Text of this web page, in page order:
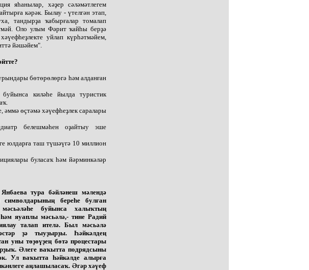
яһанылар, хәҙер сәләмәтлегем
кәрәк. Былау - үтелгән этап,
тандырҙа ҡабырғалар томалап
Оло улым Фәрит ҡайһы берҙә
уйлап күрһәтмәйем,
йәшәйем".
бөтөрөлөргә һәм алданған
киләһе йылда туристик
әммә өҫтәмә хәүефһеҙлек саралары
белешмәһен оҙайтыу эше
юлдарға таш түшәүгә 10 миллион
буласаҡ һәм йәрминкәләр
тура бәйләнеш мәлендә
береһе булған
буйынса халыҡтың
яуаплы мәсьәлә,- тине Радий
талап ителә. Был мәсьәлә
ҙә тыуҙырҙы. Һәйкәлдең
уны төҙөүҙең бөтә процестары
Әлеге ваҡытта подрядсыны
Ул ваҡытта һәйкәлде алырға
аңлашыласаҡ. Әгәр хәүеф